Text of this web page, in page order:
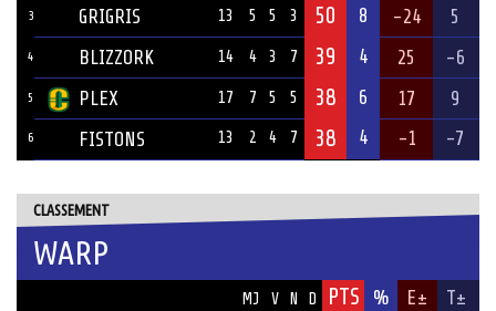
3 GRIGRIS 13 5 5 3 50 8 -24 5
4 BLIZZORK 14 4 3 7 39 4 25 -6
5 PLEX 17 7 5 5 38 6 17 9
6 FISTONS 13 2 4 7 38 4 -1 -7
CLASSEMENT
WARP
MJ V N D PTS % E± T±